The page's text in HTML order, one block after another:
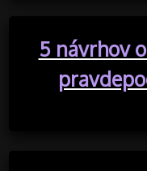
5 návrhov